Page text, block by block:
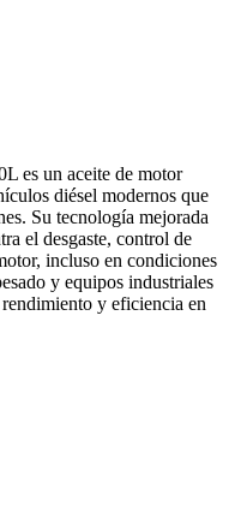
es un aceite de motor
diésel modernos que
Su tecnología mejorada
el desgaste, control de
incluso en condiciones
y equipos industriales
y eficiencia en